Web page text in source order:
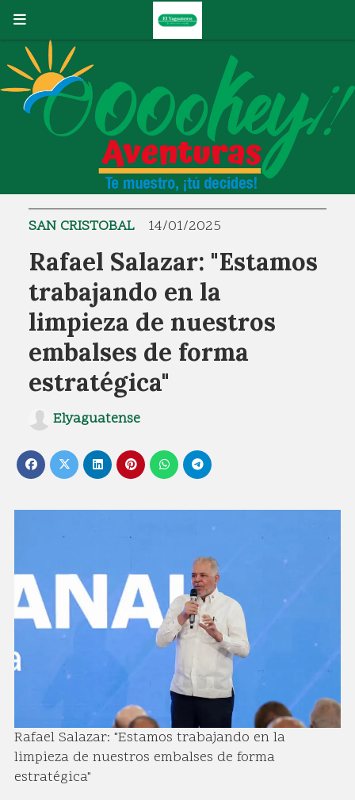
Rafael Salazar: "Estamos
trabajando en la
limpieza de nuestros
embalses de forma
estratégica"
SAN CRISTOBAL 14/01/2025
Elyaguatense
Rafael Salazar: "Estamos trabajando en la
limpieza de nuestros embalses de forma
estratégica"